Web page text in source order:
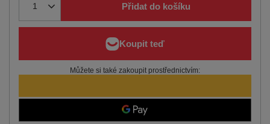
Přidat do košíku
Můžete si také zakoupit prostřednictvím: